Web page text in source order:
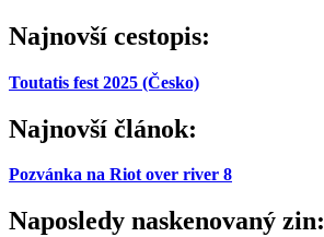
Najnovší cestopis:
Toutatis fest 2025 (Česko)
Najnovší článok:
Pozvánka na Riot over river 8
Naposledy naskenovaný zin: